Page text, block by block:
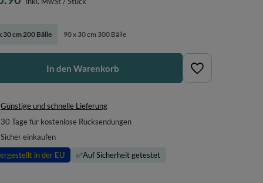
30 cm 200 Bälle 90 x 30 cm 300 Bälle
In den Warenkorb
Günstige und schnelle Lieferung
30 Tage für kostenlose Rücksendungen
Sicher einkaufen
in der EU ✅Auf Sicherheit getestet